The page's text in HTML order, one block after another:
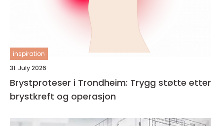
inspiration
31. July 2026
Brystproteser i Trondheim: Trygg støtte etter
brystkreft og operasjon